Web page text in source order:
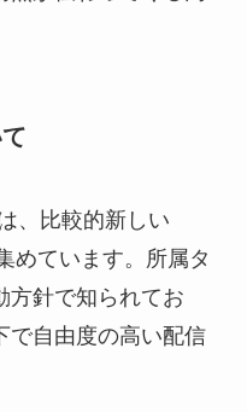
、比較的新しい
めています。所属タ
方針で知られてお
で自由度の高い配信